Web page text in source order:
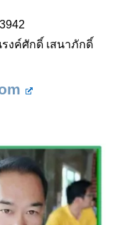
งค์ศักดิ์ เสนาภักดิ์